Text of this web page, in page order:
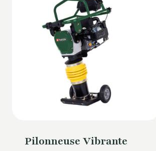
Pilonneuse Vibrante